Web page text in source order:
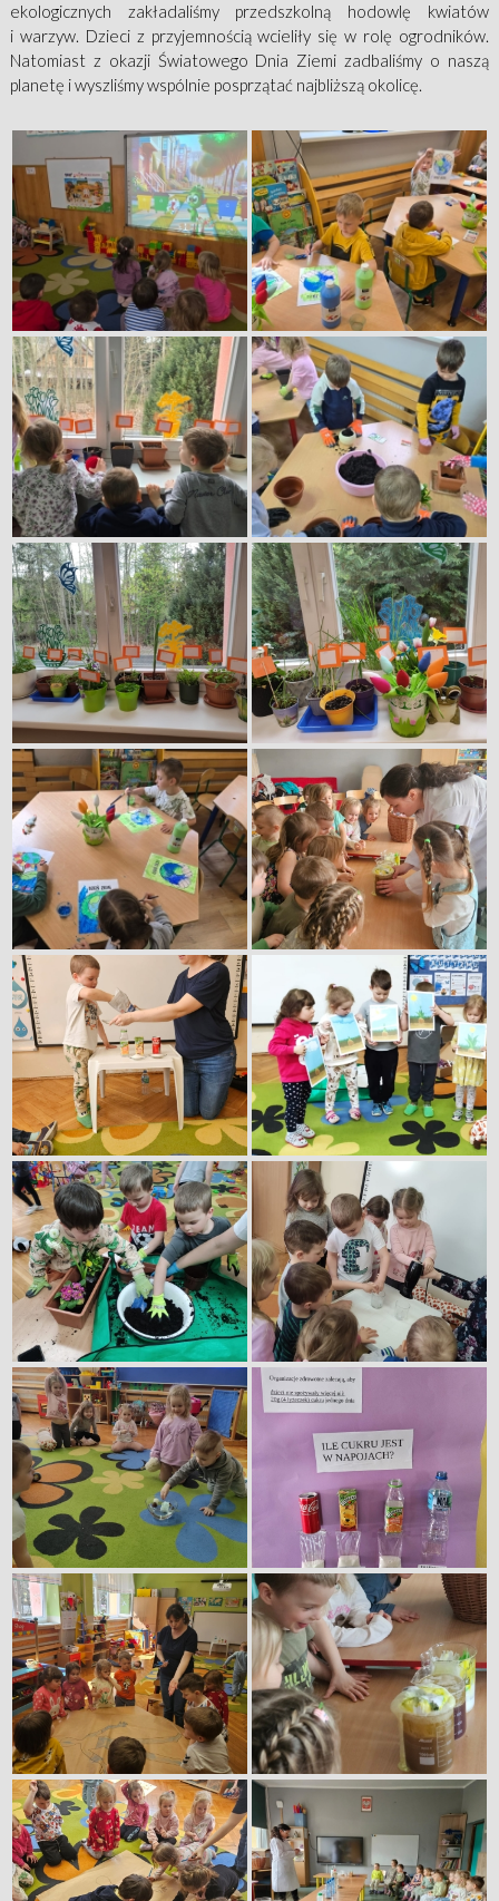
ekologicznych zakładaliśmy przedszkolną hodowlę kwiatów
i warzyw. Dzieci z przyjemnością wcieliły się w rolę ogrodników.
Natomiast z okazji Światowego Dnia Ziemi zadbaliśmy o naszą
planetę i wyszliśmy wspólnie posprzątać najbliższą okolicę.